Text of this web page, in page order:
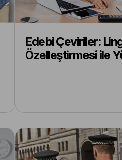
Edebi Çeviriler:
Özelleştirmesi ile